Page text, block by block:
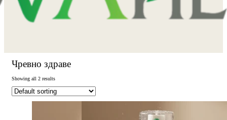
Чревно здраве
Showing all 2 results